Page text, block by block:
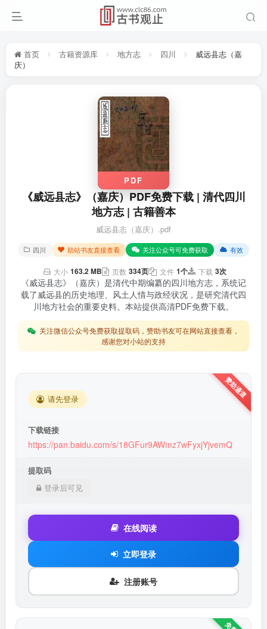
首页 古籍资源库 地方志 四川
威远县志（嘉
庆）
PDF
《威远县志》（嘉庆）PDF免费下载 | 清代四川
地方志 | 古籍善本
威远县志（嘉庆）.pdf
四川 助站书友直接查看 关注公众号可免费获取 有效
大小 163.2 MB 页数 334页 文件 1个 下载 3次
《威远县志》（嘉庆）是清代中期编纂的四川地方志，系统记
载了威远县的历史地理、风土人情与政经状况，是研究清代四
川地方社会的重要史料。本站提供高清PDF免费下载。
关注微信公众号免费获取提取码，赞助书友可在网站直接查看，
感谢您对小站的支持
请先登录
下载链接
https://pan.baidu.com/s/18GFur9AWmz7wFyxjYjvemQ
提取码
登录后可见
在线阅读
立即登录
注册账号